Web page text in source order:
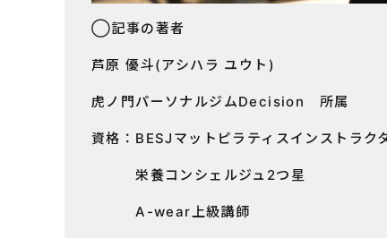
◯記事の著者
芦原 優斗(アシハラ ユウト)
虎ノ門パーソナルジムDecision 所属
資格：BESJマットピラティスインストラク
栄養コンシェルジュ2つ星
A-wear上級講師